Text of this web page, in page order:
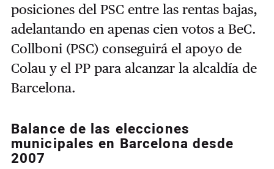
posiciones del PSC entre las rentas bajas,
adelantando en apenas cien votos a BeC.
Collboni (PSC) conseguirá el apoyo de
Colau y el PP para alcanzar la alcaldía de
Barcelona.
Balance de las elecciones
municipales en Barcelona desde
2007